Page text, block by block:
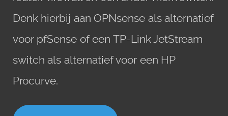
Denk hierbij aan OPNsense als alternatief
voor pfSense of een TP-Link JetStream
switch als alternatief voor een HP
Procurve.